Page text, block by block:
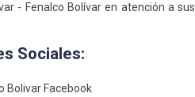
- Fenalco Bolívar en atención a sus
Sociales:
Bolivar Facebook